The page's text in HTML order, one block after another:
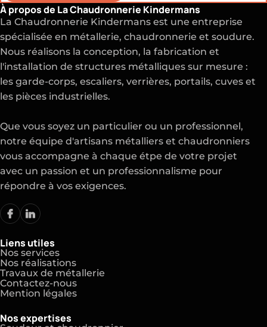
À propos de La Chaudronnerie Kindermans
La Chaudronnerie Kindermans est une entreprise
spécialisée en métallerie, chaudronnerie et soudure.
Nous réalisons la conception, la fabrication et
l'installation de structures métalliques sur mesure :
les garde-corps, escaliers, verrières, portails, cuves et
les pièces industrielles.
Que vous soyez un particulier ou un professionnel,
notre équipe d'artisans métalliers et chaudronniers
vous accompagne à chaque étpe de votre projet
avec un passion et un professionnalisme pour
répondre à vos exigences.
Liens utiles
Nos services
Nos réalisations
Travaux de métallerie
Contactez-nous
Mention légales
Nos expertises